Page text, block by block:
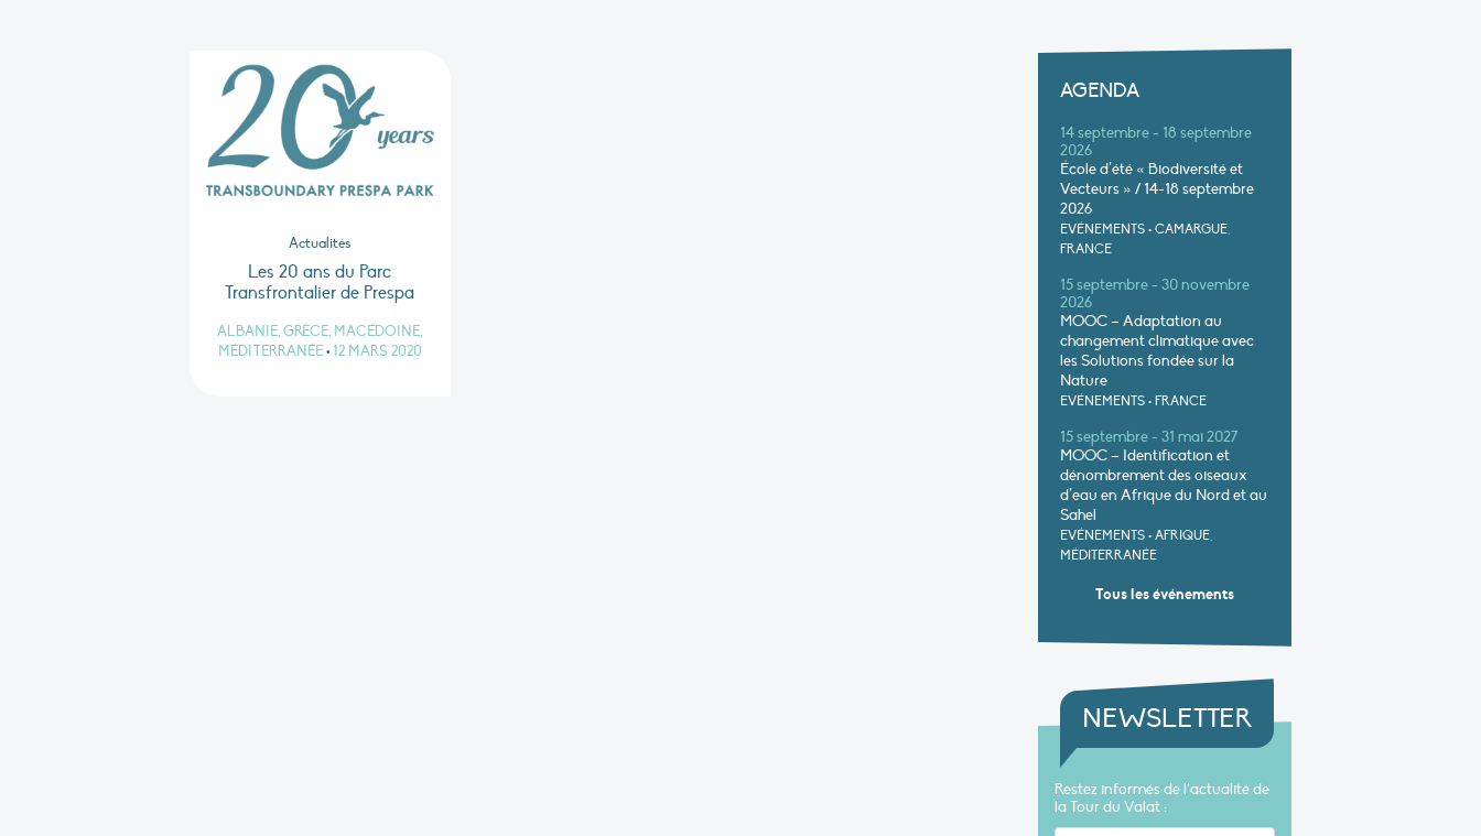
Actualités
Les 20 ans du Parc
Transfrontalier de Prespa
ALBANIE, GRÈCE, MACÉDOINE,
MÉDITERRANÉE•12 MARS 2020
AGENDA
14 septembre - 18 septembre
2026
École d’été « Biodiversité et
Vecteurs » / 14-18 septembre
2026
EVÉNEMENTS • CAMARGUE,
FRANCE
15 septembre - 30 novembre
2026
MOOC – Adaptation au
changement climatique avec
les Solutions fondée sur la
Nature
EVÉNEMENTS • FRANCE
15 septembre - 31 mai 2027
MOOC – Identification et
dénombrement des oiseaux
d’eau en Afrique du Nord et au
Sahel
EVÉNEMENTS • AFRIQUE,
MÉDITERRANÉE
Tous les événements
NEWSLETTER
Restez informés de l’actualité de
la Tour du Valat :